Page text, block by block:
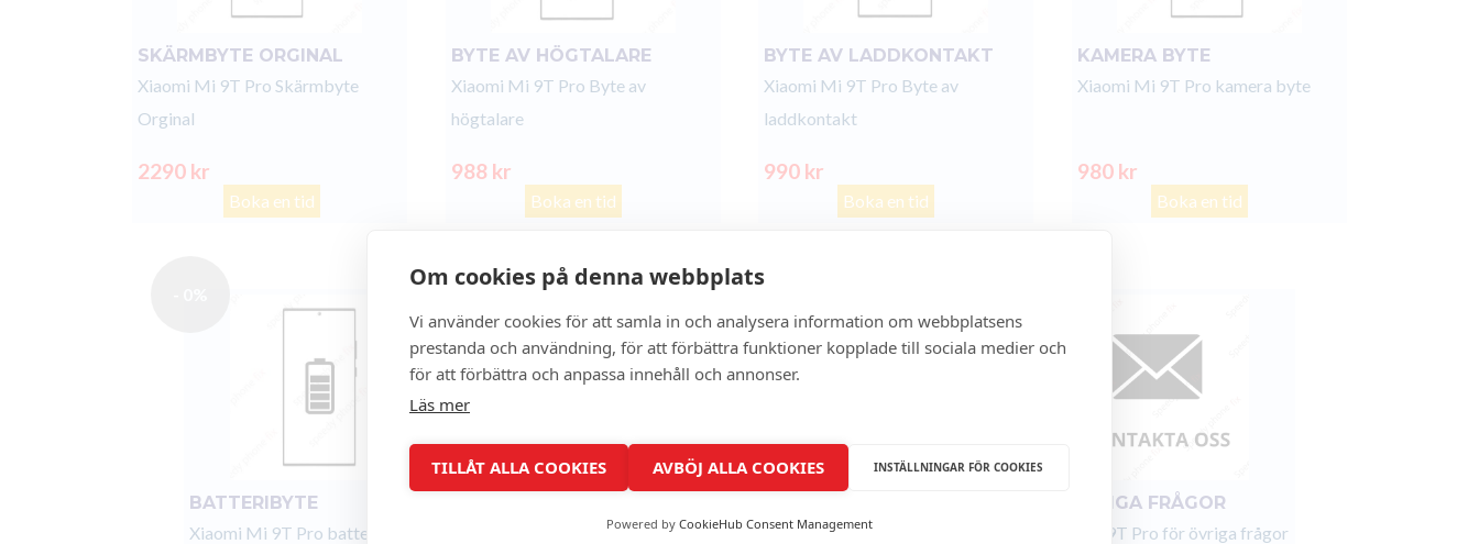
SKÄRMBYTE ORGINAL
Xiaomi Mi 9T Pro Skärmbyte
Orginal
2290 kr
Boka en tid
BYTE AV HÖGTALARE
Xiaomi Mi 9T Pro Byte av
högtalare
988 kr
Boka en tid
BYTE AV LADDKONTAKT
Xiaomi Mi 9T Pro Byte av
laddkontakt
990 kr
Boka en tid
KAMERA BYTE
Xiaomi Mi 9T Pro kamera byte
980 kr
Boka en tid
BATTERIBYTE
Xiaomi Mi 9T Pro batteribyte
Xiaomi Mi 9T Pro baksida
FÖR ÖVRIGA FRÅGOR
Xiaomi Mi 9T Pro för övriga frågor
Om cookies på denna webbplats
Vi använder cookies för att samla in och analysera information om webbplatsens
prestanda och användning, för att förbättra funktioner kopplade till sociala medier och
för att förbättra och anpassa innehåll och annonser.
Läs mer
TILLÅT ALLA COOKIES AVBÖJ ALLA COOKIES INSTÄLLNINGAR FÖR COOKIES
Powered by CookieHub Consent Management